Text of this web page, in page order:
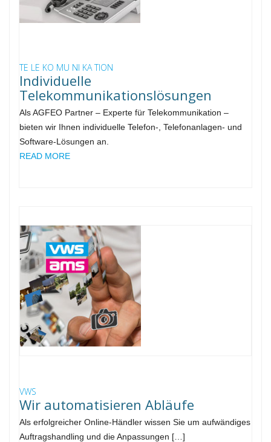
TE LE KO MU NI KA TION
Individuelle
Telekommunikationslösungen
Als AGFEO Partner – Experte für Telekommunikation –
bieten wir Ihnen individuelle Telefon-, Telefonanlagen- und
Software-Lösungen an.
READ MORE
VWS
Wir automatisieren Abläufe
Als erfolgreicher Online-Händler wissen Sie um aufwändiges
Auftragshandling und die Anpassungen […]